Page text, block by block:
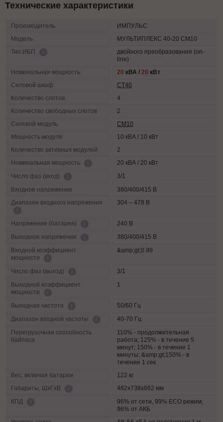
Технические характеристики
Производитель
ИМПУЛЬС
Модель
МУЛЬТИПЛЕКС 40-20 СМ10
Тип ИБП
двойного преобразования (on-
line)
Номинальная мощность
20 кВА / 20 кВт
Силовой шкаф
СТ40
Количество слотов
4
Количество свободных слотов
2
Силовой модуль
СМ10
Мощность модуля
10 кВА / 10 кВт
Количество активных модулей
2
Номинальная мощность
20 кВА / 20 кВт
Число фаз (вход)
3/1
Входное напряжение
380/400/415 В
Диапазон входного напряжения
304 – 478 В
Напряжение (батарея)
240 В
Выходное напряжение
380/400/415 В
Входной коэффициент
мощности
&amp;gt;0.99
Число фаз (выход)
3/1
Выходной коэффициент
мощности
1
Выходная частота
50/60 Гц
Диапазон входной частоты
40-70 Гц
Перегрузочная способность
байпаса
110% - продолжительная
работа; 125% - в течение 5
минут; 150% - в течение 1
минуты; &amp;gt;150% - в
течение 1 сек
Вес, включая батареи
122 кг
Габариты, ШхГхВ
482х738х662 мм
КПД
96% от сети, 99% ECO режим,
96% от АКБ